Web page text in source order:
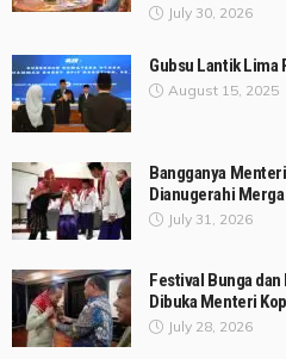
July 30, 2026
Gubsu Lantik Lima
August 15, 2025
Bangganya
Dianugerahi
July 31, 2026
Festival Bunga
Dibuka Menteri
July 28, 2026